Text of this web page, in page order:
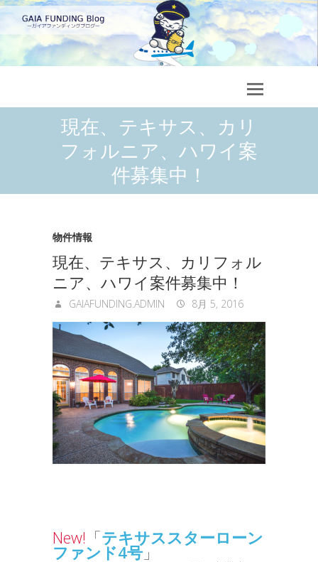
現在、テキサス、カリ
フォルニア、ハワイ案
件募集中！
物件情報
現在、テキサス、カリフォル
ニア、ハワイ案件募集中！
GAIAFUNDING.ADMIN 8月 5, 2016
New! 「テキサススターローン
ファンド4号」